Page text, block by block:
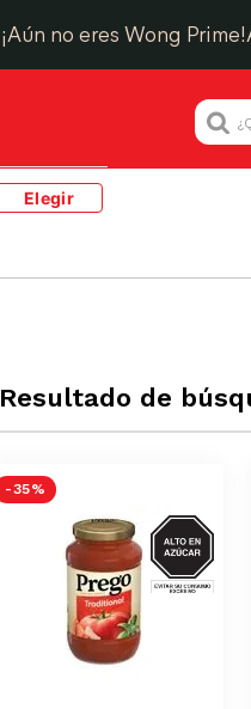
¡Aún no eres Wong Prime!
¿Que
Elegir
Resultado de
-35 %
AZUCAR